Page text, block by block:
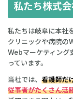
私たち株式
私たちは岐阜に本社
クリニックや病院の
Webマーケティング
っています。
当社では、 看護師だ
従事者がたくさん活